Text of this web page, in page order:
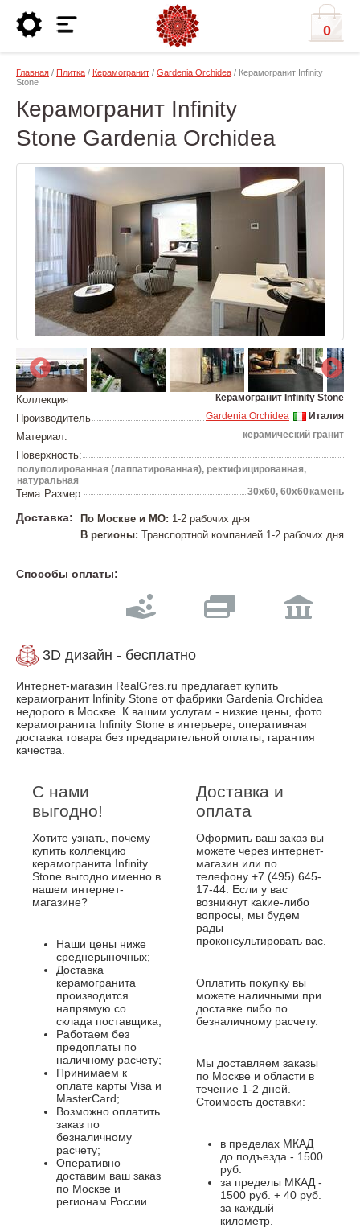
0
Главная / Плитка / Керамогранит / Gardenia Orchidea / Керамогранит Infinity
Stone
Керамогранит Infinity
Stone Gardenia Orchidea
Коллекция Керамогранит Infinity Stone
Производитель Италия
Gardenia Orchidea
Материал: керамический гранит
Поверхность:
полуполированная (лаппатированная), ректифицированная,
натуральная
Тема: камень
Размер: 30х60, 60х60
Доставка: По Москве и МО: 1-2 рабочих дня
В регионы: Транспортной компанией 1-2 рабочих дня
Способы оплаты:
3D дизайн - бесплатно
Интернет-магазин RealGres.ru предлагает купить
керамогранит Infinity Stone от фабрики Gardenia Orchidea
недорого в Москве. К вашим услугам - низкие цены, фото
керамогранита Infinity Stone в интерьере, оперативная
доставка товара без предварительной оплаты, гарантия
качества.
С нами
выгодно!
Хотите узнать, почему
купить коллекцию
керамогранита Infinity
Stone выгодно именно в
нашем интернет-
магазине?
Наши цены ниже
среднерыночных;
Доставка
керамогранита
производится
напрямую со
склада поставщика;
Работаем без
предоплаты по
наличному расчету;
Принимаем к
оплате карты Visa и
MasterCard;
Возможно оплатить
заказ по
безналичному
расчету;
Оперативно
доставим ваш заказ
по Москве и
регионам России.
Доставка и
оплата
Оформить ваш заказ вы
можете через интернет-
магазин или по
телефону +7 (495) 645-
17-44. Если у вас
возникнут какие-либо
вопросы, мы будем
рады
проконсультировать вас.
Оплатить покупку вы
можете наличными при
доставке либо по
безналичному расчету.
Мы доставляем заказы
по Москве и области в
течение 1-2 дней.
Стоимость доставки:
в пределах МКАД
до подъезда - 1500
руб.
за пределы МКАД -
1500 руб. + 40 руб.
за каждый
километр.